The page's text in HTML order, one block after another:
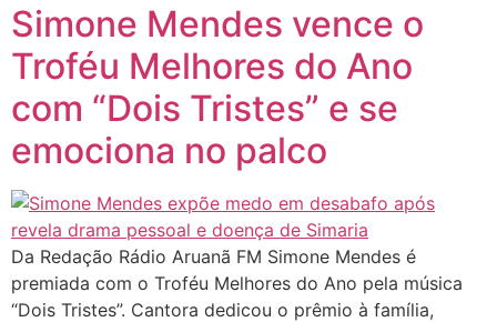
Simone Mendes vence o
Troféu Melhores do Ano
com “Dois Tristes” e se
emociona no palco
Da Redação Rádio Aruanã FM Simone Mendes é
premiada com o Troféu Melhores do Ano pela música
“Dois Tristes”. Cantora dedicou o prêmio à família,